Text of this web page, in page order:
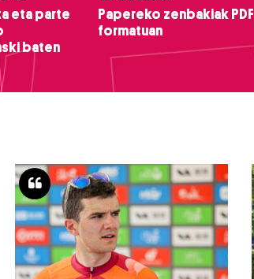
eta parte
baten
Papereko zenbakiak PDF
formatuan